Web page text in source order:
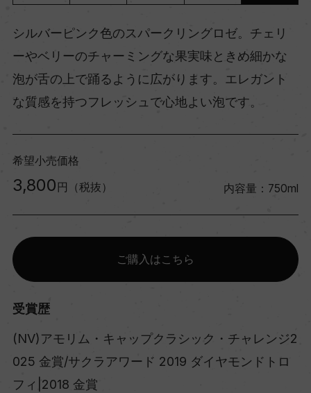
シルバーピンク色のスパークリングロゼ。チェリ
ーやベリーのチャーミングな果実味ときめ細かな
泡が舌の上で踊るように広がります。エレガント
な質感を持つフレッシュで心地よい泡です。
希望小売価格
3,800 円（税抜） 内容量：750ml
ご購入はこちら
受賞歴
(NV)アモリム・キャップクラシック・チャレンジ2
025 金賞/サクラアワード 2019 ダイヤモンドトロ
フィ|2018 金賞